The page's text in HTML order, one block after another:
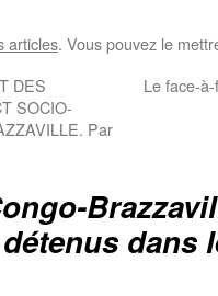
articles. Vous pouvez le
DES
SOCIO-
Par
Le face-
dans